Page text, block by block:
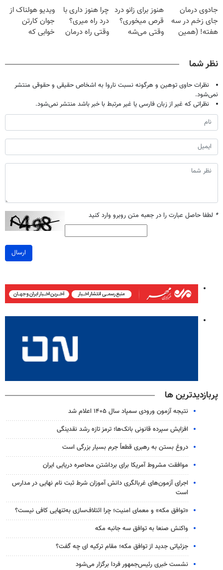
تحمل میکنی؟❗
خانگی
میلیون تومان!!!
جادوی درمان
جای زخم در سه
هفته! (همین
هنوز برای زانو درد
قرص میخوری؟
وقتی می‌شه
چرا هنوز داری با
درد راه میری؟
وقتی راه درمان
ویدیو هولناک از
جوان کارتن
خوابی که
نظر شما
نظرات حاوی توهین و هرگونه نسبت ناروا به اشخاص حقیقی و حقوقی منتشر
نمی‌شود.
نظراتی که غیر از زبان فارسی یا غیر مرتبط با خبر باشد منتشر نمی‌شود.
* لطفا حاصل عبارت را در جعبه متن روبرو وارد کنید
ارسال
پربازدیدترین ها
نتیجه آزمون ورودی سمپاد سال ۱۴۰۵ اعلام شد
افزایش سپرده قانونی بانک‌ها؛ ترمز تازه رشد نقدینگی
دروغ بستن به رهبری قطعاً جرم بسیار بزرگی است
موافقت مشروط آمریکا برای برداشتن محاصره دریایی ایران
اجرای آزمون‌های غربالگری دانش آموزان شرط ثبت نام نهایی در مدارس
است
«توافق مکه» و معمای امنیت؛ چرا ائتلاف‌سازی به‌تنهایی کافی نیست؟
واکنش صنعا به توافق سه جانبه مکه
جزئیاتی جدید از توافق مکه؛ مقام ترکیه ای چه گفت؟
نشست خبری رئیس‌جمهور فردا برگزار می‌شود